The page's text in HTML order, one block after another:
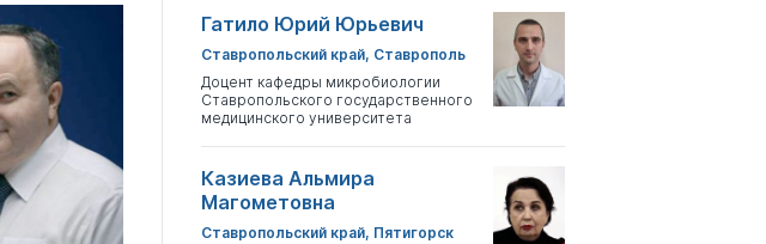
Гатило Юрий Юрьевич
Ставропольский край, Ставрополь
Доцент кафедры микробиологии
Ставропольского государственного
медицинского университета
Казиева Альмира
Магометовна
Ставропольский край, Пятигорск